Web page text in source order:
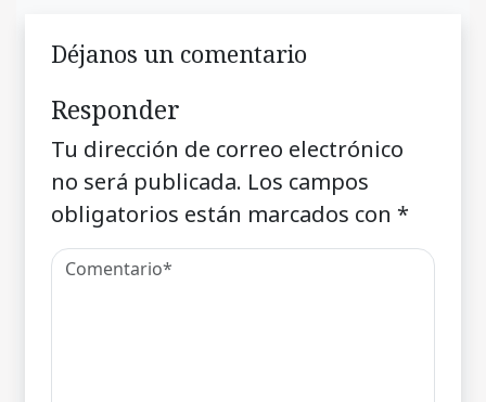
Déjanos un comentario
Responder
Tu dirección de correo electrónico
no será publicada. Los campos
obligatorios están marcados con *